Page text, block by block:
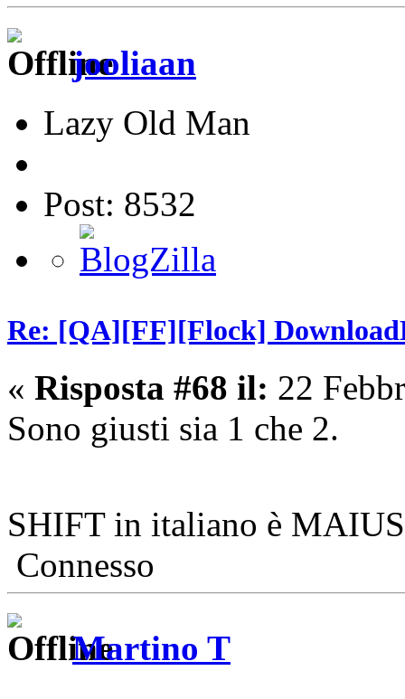
jooliaan
Lazy Old Man
Post: 8532
Re: [QA][FF][Flock]
« Risposta #68 il: 22
Sono giusti sia 1 che 2.
SHIFT in italiano è
Connesso
Martino T